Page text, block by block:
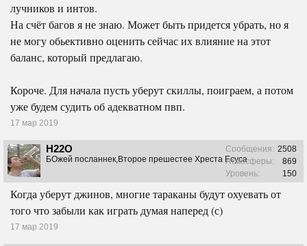
лучников и интов.
На счёт багов я не знаю. Может быть придется убрать, но я
не могу обьективно оценить сейчас их влияние на этот
баланс, который предлагаю.
Короче. Для начала пусть уберут скиллы, поиграем, а потом
уже будем судить об адекватном пвп.
17 мар 2019
H22O
БОжей посланнек,Второе прешестее Хреста Есуса
Сообщения: 2508
Атмосферы:
869
Уровень:
150
Когда уберут джинов, многие тараканы будут охуевать от
того что забыли как играть думая наперед (с)
17 мар 2019